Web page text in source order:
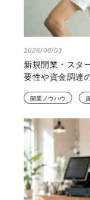
2026/08/03
新規開業・スタ
要性や資金調達
開業ノウハウ